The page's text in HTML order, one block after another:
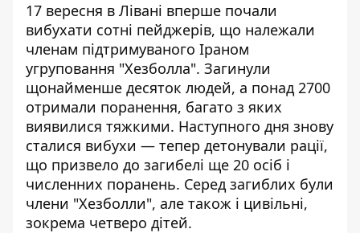
17 вересня в Лівані вперше почали
вибухати сотні пейджерів, що належали
членам підтримуваного Іраном
угруповання "Хезболла". Загинули
щонайменше десяток людей, а понад 2700
отримали поранення, багато з яких
виявилися тяжкими. Наступного дня знову
сталися вибухи — тепер детонували рації,
що призвело до загибелі ще 20 осіб і
численних поранень. Серед загиблих були
члени "Хезболли", але також і цивільні,
зокрема четверо дітей.